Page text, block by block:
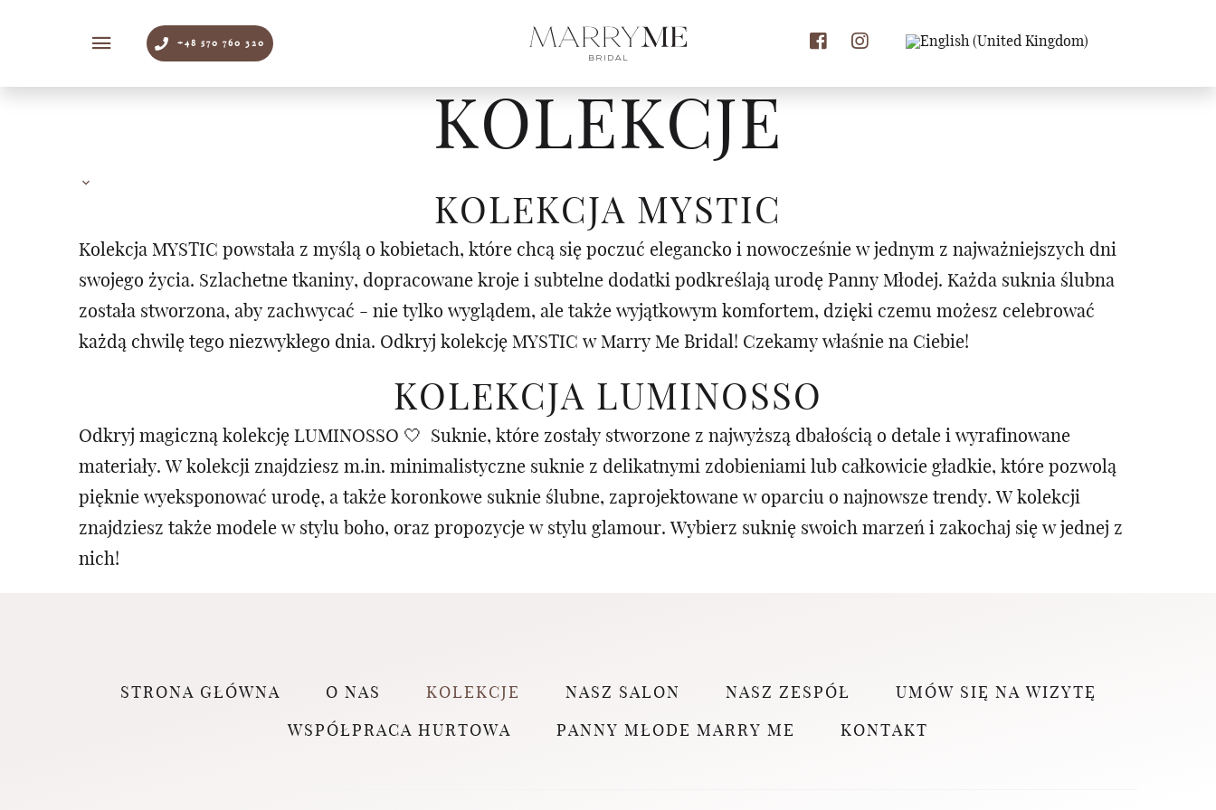
+48 570 760 320
KOLEKCJE
KOLEKCJA MYSTIC
Kolekcja MYSTIC powstała z myślą o kobietach, które chcą się poczuć elegancko i nowocześnie w jednym z najważniejszych dni
swojego życia. Szlachetne tkaniny, dopracowane kroje i subtelne dodatki podkreślają urodę Panny Młodej. Każda suknia ślubna
została stworzona, aby zachwycać - nie tylko wyglądem, ale także wyjątkowym komfortem, dzięki czemu możesz celebrować
każdą chwilę tego niezwykłego dnia. Odkryj kolekcję MYSTIC w Marry Me Bridal! Czekamy właśnie na Ciebie!
KOLEKCJA LUMINOSSO
Odkryj magiczną kolekcję LUMINOSSO 🤍 Suknie, które zostały stworzone z najwyższą dbałością o detale i wyrafinowane
materiały. W kolekcji znajdziesz m.in. minimalistyczne suknie z delikatnymi zdobieniami lub całkowicie gładkie, które pozwolą
pięknie wyeksponować urodę, a także koronkowe suknie ślubne, zaprojektowane w oparciu o najnowsze trendy. W kolekcji
znajdziesz także modele w stylu boho, oraz propozycje w stylu glamour. Wybierz suknię swoich marzeń i zakochaj się w jednej z
nich!
STRONA GŁÓWNA O NAS KOLEKCJE NASZ SALON NASZ ZESPÓŁ UMÓW SIĘ NA WIZYTĘ
WSPÓŁPRACA HURTOWA PANNY MŁODE MARRY ME KONTAKT